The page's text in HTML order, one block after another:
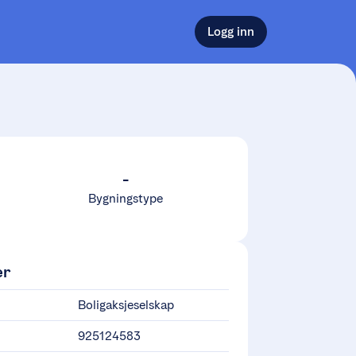
Logg inn
-
Bygningstype
Boligaksjeselskap
925124583